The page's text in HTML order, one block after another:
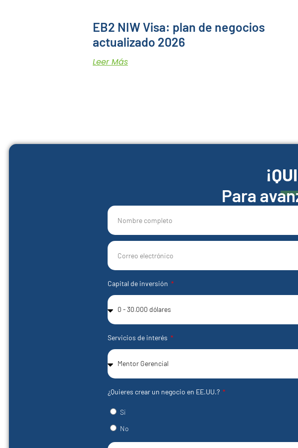
EB2 NIW Visa: plan de negocios
actualizado 2026
Leer Más
Para
Capital de inversión
Servicios de interés
¿Quieres crear un negocio en EE.UU.?
Si
No